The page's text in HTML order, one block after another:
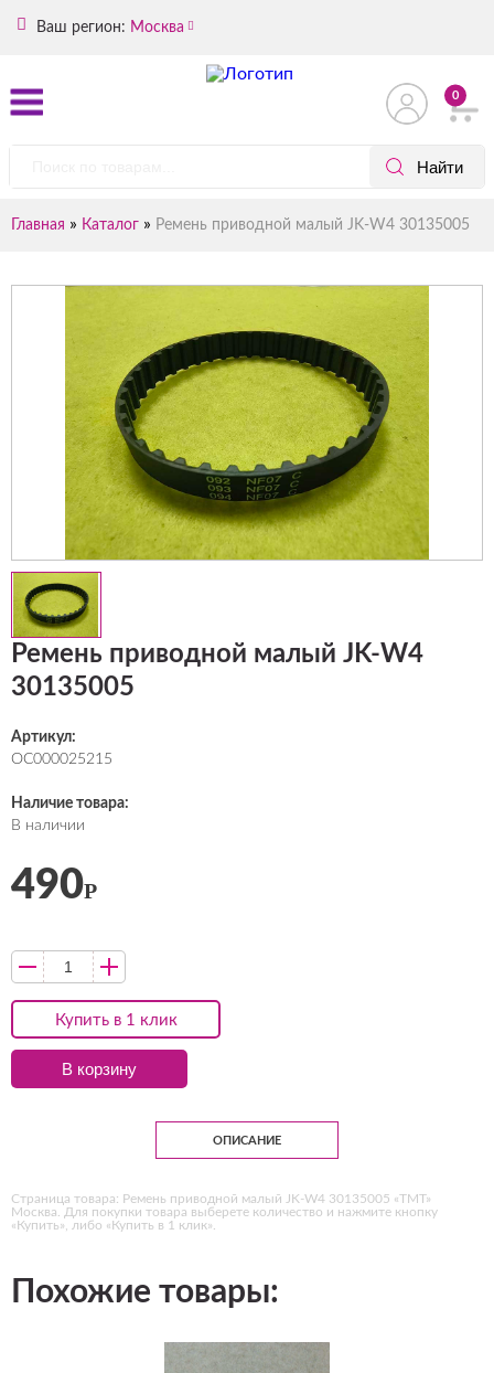
Ваш регион: Москва
0
Главная » Каталог » Ремень приводной малый JK-W4 30135005
Ремень приводной малый JK-W4
30135005
Артикул:
ОС000025215
Наличие товара:
В наличии
Купить в 1 клик
490Р
В корзину
ОПИСАНИЕ
Страница товара: Ремень приводной малый JK-W4 30135005 «ТМТ»
Москва. Для покупки товара выберете количество и нажмите кнопку
«Купить», либо «Купить в 1 клик».
Похожие товары: